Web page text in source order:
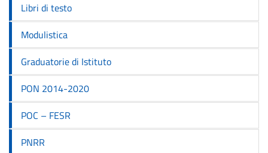
Libri di testo
Modulistica
Graduatorie di Istituto
PON 2014-2020
POC – FESR
PNRR